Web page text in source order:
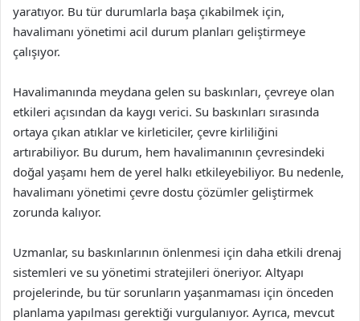
yaratıyor. Bu tür durumlarla başa çıkabilmek için,
havalimanı yönetimi acil durum planları geliştirmeye
çalışıyor.
Havalimanında meydana gelen su baskınları, çevreye olan
etkileri açısından da kaygı verici. Su baskınları sırasında
ortaya çıkan atıklar ve kirleticiler, çevre kirliliğini
artırabiliyor. Bu durum, hem havalimanının çevresindeki
doğal yaşamı hem de yerel halkı etkileyebiliyor. Bu nedenle,
havalimanı yönetimi çevre dostu çözümler geliştirmek
zorunda kalıyor.
Uzmanlar, su baskınlarının önlenmesi için daha etkili drenaj
sistemleri ve su yönetimi stratejileri öneriyor. Altyapı
projelerinde, bu tür sorunların yaşanmaması için önceden
planlama yapılması gerektiği vurgulanıyor. Ayrıca, mevcut